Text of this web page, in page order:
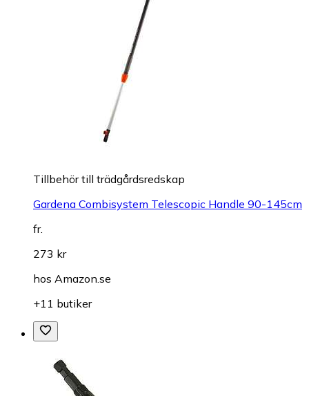
Tillbehör till trädgårdsredskap
Gardena Combisystem Telescopic Handle 90-145cm
fr.
273 kr
hos Amazon.se
+11 butiker